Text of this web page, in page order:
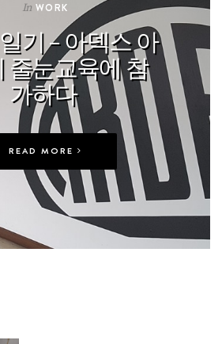
In WORK
기 – 아덱스 아
줄눈교육에 참
가하다
READ MORE